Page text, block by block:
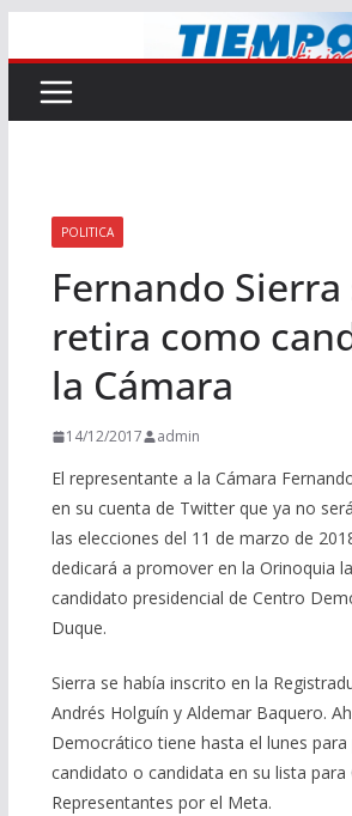
al
contenido
POLITICA
Fernando Sierra
retira como
la Cámara
14/12/2017 admin
El representante a la Cámara
en su cuenta de Twitter que ya no
las elecciones del 11 de marzo de
dedicará a promover en la Orinoquia
candidato presidencial de Centro
Duque.
Sierra se había inscrito en la
Andrés Holguín y Aldemar Baquero.
Democrático tiene hasta el lunes
candidato o candidata en su lista para
Representantes por el Meta.